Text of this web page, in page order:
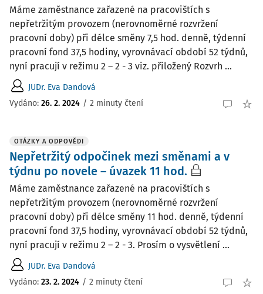
Máme zaměstnance zařazené na pracovištích s
nepřetržitým provozem (nerovnoměrné rozvržení
pracovní doby) při délce směny 7,5 hod. denně, týdenní
pracovní fond 37,5 hodiny, vyrovnávací období 52 týdnů,
nyní pracují v režimu 2 – 2 - 3 viz. přiložený Rozvrh ...
JUDr. Eva Dandová
Vydáno: 26. 2. 2024 / 2 minuty čtení
OTÁZKY A ODPOVĚDI
Nepřetržitý odpočinek mezi směnami a v
týdnu po novele – úvazek 11 hod.
Máme zaměstnance zařazené na pracovištích s
nepřetržitým provozem (nerovnoměrné rozvržení
pracovní doby) při délce směny 11 hod. denně, týdenní
pracovní fond 37,5 hodiny, vyrovnávací období 52 týdnů,
nyní pracují v režimu 2 – 2 - 3. Prosím o vysvětlení ...
JUDr. Eva Dandová
Vydáno: 23. 2. 2024 / 2 minuty čtení